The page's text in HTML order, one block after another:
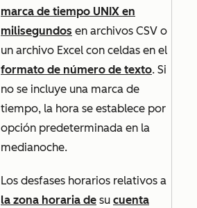
marca de tiempo UNIX en
milisegundos en archivos CSV o
un archivo Excel con celdas en el
formato de número de texto. Si
no se incluye una marca de
tiempo, la hora se establece por
opción predeterminada en la
medianoche.
Los desfases horarios relativos a
la zona horaria de su cuenta